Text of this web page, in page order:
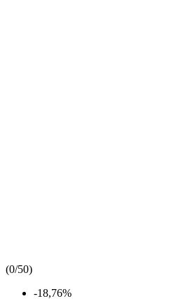
(0/50)
-18,76%